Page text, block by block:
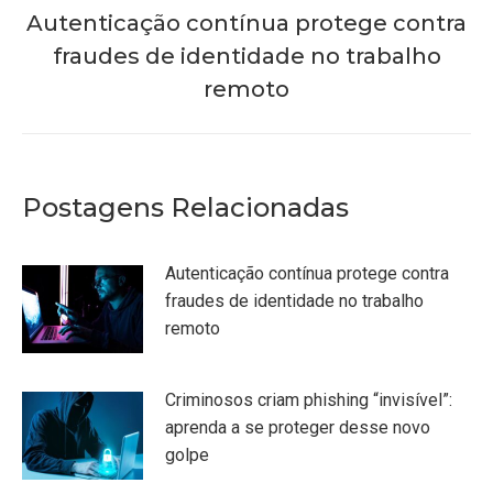
de
post:
Post
anterior:
Autenticação contínua protege contra
fraudes de identidade no trabalho
remoto
Postagens Relacionadas
Autenticação contínua protege contra
fraudes de identidade no trabalho
remoto
Criminosos criam phishing “invisível”:
aprenda a se proteger desse novo
golpe